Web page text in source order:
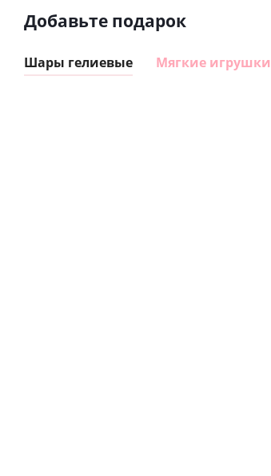
Добавьте подарок
Шары гелиевые Мягкие игрушки